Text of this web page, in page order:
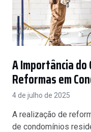
A Importância
Reformas em
4 de julho de 2025
A realização de
de condomínios